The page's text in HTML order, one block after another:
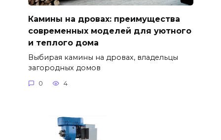
Камины на дровах: преимущества
современных моделей для уютного
и теплого дома
Выбирая камины на дровах, владельцы
загородных домов
0 4